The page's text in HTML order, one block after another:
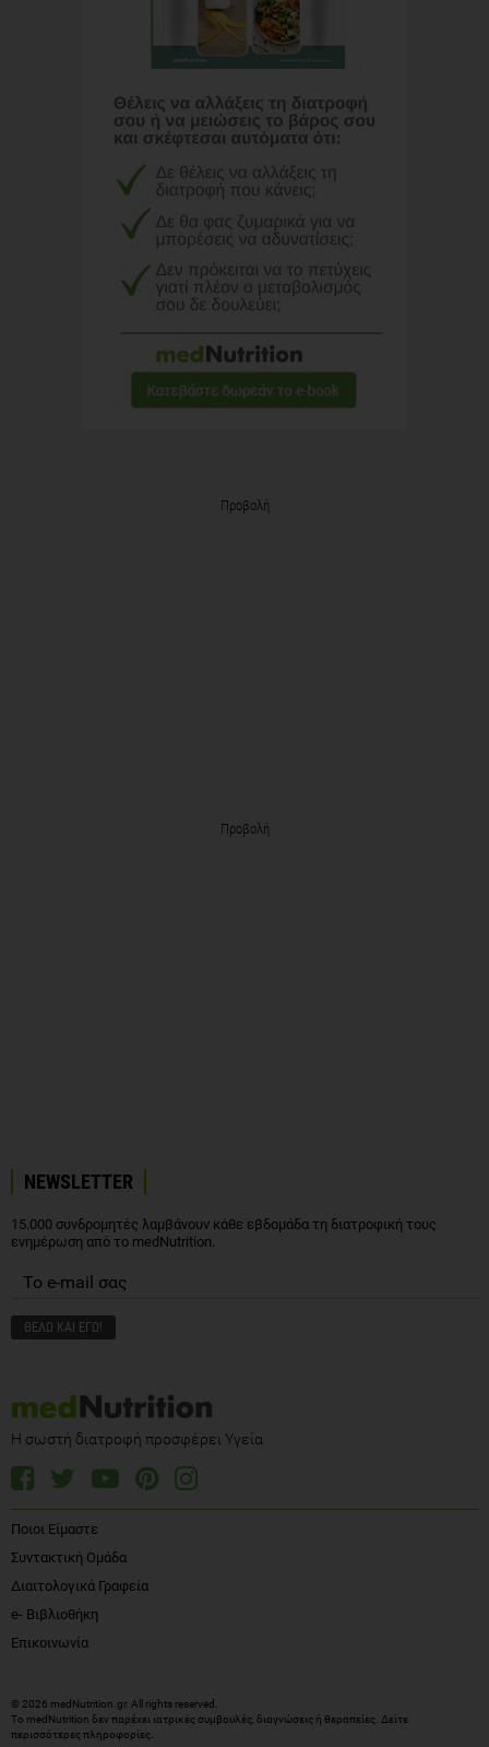
Προβολή
Προβολή
NEWSLETTER
15.000 συνδρομητές λαμβάνουν κάθε εβδομάδα τη διατροφική τους
ενημέρωση από το medNutrition.
Η σωστή διατροφή προσφέρει Υγεία
Ποιοι Είμαστε
Συντακτική Ομάδα
Διαιτολογικά Γραφεία
e- Βιβλιοθήκη
Επικοινωνία
© 2026 medNutrition.gr. All rights reserved.
Το medNutrition δεν παρέχει ιατρικές συμβουλές, διαγνώσεις ή θεραπείες. Δείτε
περισσότερες πληροφορίες